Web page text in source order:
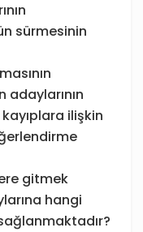
sürmesinin
ilişkin
gitmek
hangi